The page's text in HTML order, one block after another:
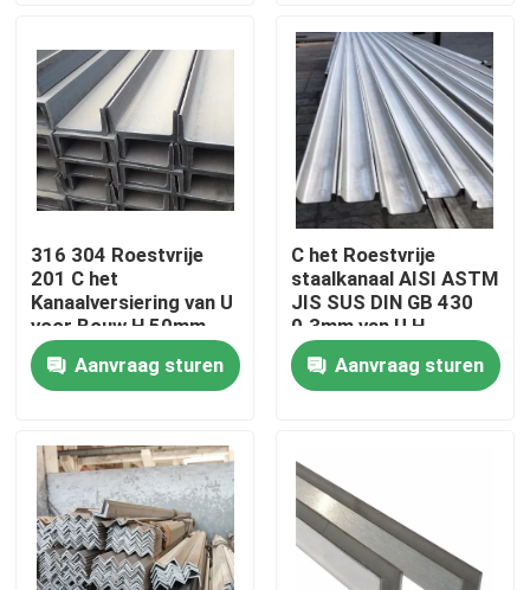
Ongeveer ons
Fabrieksreis
Kwaliteitscontrole
Contacteer ons
Verzoek om een Citaat
de plaat van het roestvrij staalmetaal
Het Blad van de Koolstofstaalplaat
316 304 Roestvrije
201 C het
Kanaalversiering van U
voor Bouw H 50mm
Aanvraag sturen
C het Roestvrije
staalkanaal AISI ASTM
JIS SUS DIN GB 430
0.3mm van U H
Aanvraag sturen